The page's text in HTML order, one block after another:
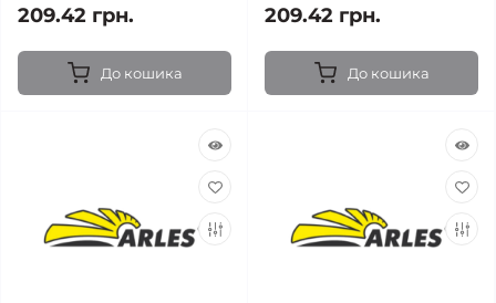
209.42 грн.
До кошика
209.42 грн.
До кошика